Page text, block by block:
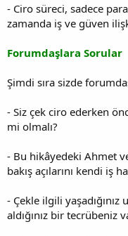
- Ciro süreci, sadece
zamanda iş ve güven
Forumdaşlara Sorular
Şimdi sıra sizde
- Siz çek ciro ederken
mi olmalı?
- Bu hikâyedeki Ahmet
bakış açılarını kendi iş
- Çekle ilgili
aldığınız bir tecrübeniz